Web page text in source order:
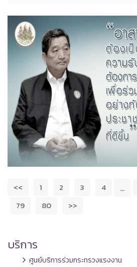
<< 1 2 3 4 …
79
80 >>
บริการ
ศูนย์บริการร่วมกระทรวงแรงงาน